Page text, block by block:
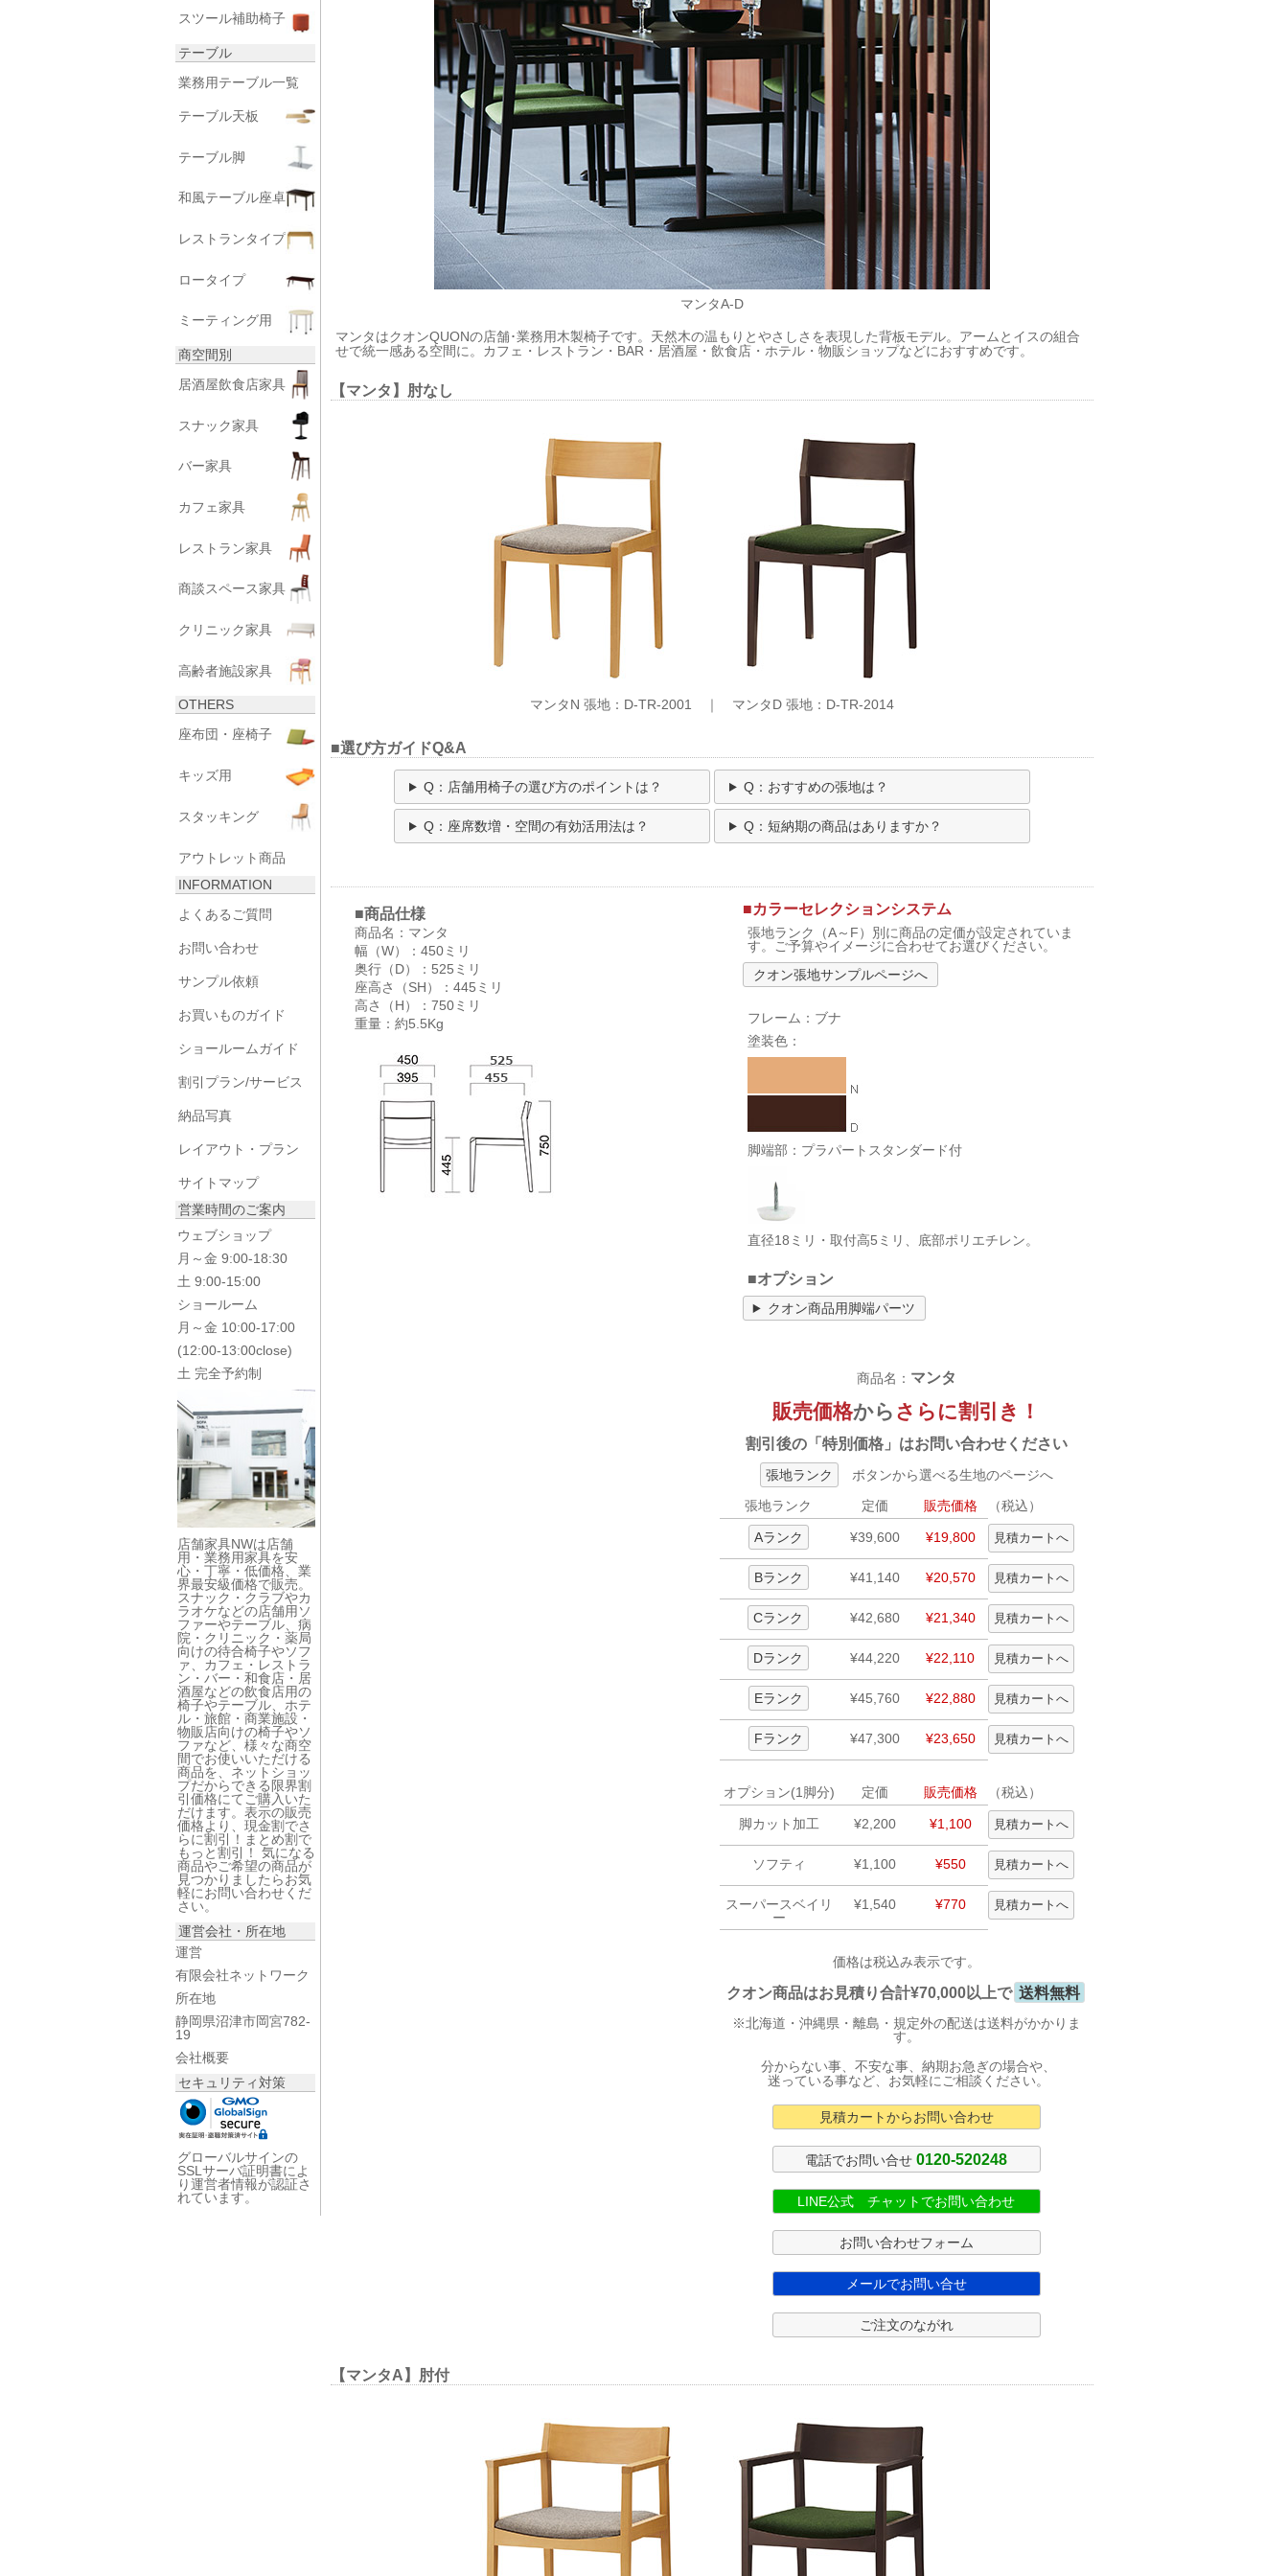
スツール補助椅子
テーブル
業務用テーブル一覧
テーブル天板
テーブル脚
和風テーブル座卓
レストランタイプ
ロータイプ
ミーティング用
商空間別
居酒屋飲食店家具
スナック家具
バー家具
カフェ家具
レストラン家具
商談スペース家具
クリニック家具
高齢者施設家具
OTHERS
座布団・座椅子
キッズ用
スタッキング
アウトレット商品
INFORMATION
よくあるご質問
お問い合わせ
サンプル依頼
お買いものガイド
ショールームガイド
割引プラン/サービス
納品写真
レイアウト・プラン
サイトマップ
営業時間のご案内
ウェブショップ
月～金 9:00-18:30
土 9:00-15:00
ショールーム
月～金 10:00-17:00
(12:00-13:00close)
土 完全予約制
店舗家具NWは店舗
用・業務用家具を安
心・丁寧・低価格、業
界最安級価格で販売。
スナック・クラブやカ
ラオケなどの店舗用ソ
ファーやテーブル、病
院・クリニック・薬局
向けの待合椅子やソフ
ァ、カフェ・レストラ
ン・バー・和食店・居
酒屋などの飲食店用の
椅子やテーブル、ホテ
ル・旅館・商業施設・
物販店向けの椅子やソ
ファなど、様々な商空
間でお使いいただける
商品を、ネットショッ
プだからできる限界割
引価格にてご購入いた
だけます。表示の販売
価格より、現金割でさ
らに割引！まとめ割で
もっと割引！ 気になる
商品やご希望の商品が
見つかりましたらお気
軽にお問い合わせくだ
さい。
運営会社・所在地
運営
有限会社ネットワーク
所在地
静岡県沼津市岡宮782-
19
会社概要
セキュリティ対策
グローバルサインの
SSLサーバ証明書によ
り運営者情報が認証さ
れています。
マンタA-D
マンタはクオンQUONの店舗･業務用木製椅子です。天然木の温もりとやさしさを表現した背板モデル。アームとイスの組合
せで統一感ある空間に。カフェ・レストラン・BAR・居酒屋・飲食店・ホテル・物販ショップなどにおすすめです。
【マンタ】肘なし
マンタN 張地：D-TR-2001 ｜ マンタD 張地：D-TR-2014
■選び方ガイドQ&A
Q：店舗用椅子の選び方のポイントは？ Q：おすすめの張地は？
Q：座席数増・空間の有効活用法は？ Q：短納期の商品はありますか？
■商品仕様
商品名：マンタ
幅（W）：450ミリ
奥行（D）：525ミリ
座高さ（SH）：445ミリ
高さ（H）：750ミリ
重量：約5.5Kg
■カラーセレクションシステム
張地ランク（A～F）別に商品の定価が設定されていま
す。ご予算やイメージに合わせてお選びください。
クオン張地サンプルページへ
フレーム：ブナ
塗装色：
脚端部：プラパートスタンダード付
直径18ミリ・取付高5ミリ、底部ポリエチレン。
■オプション
クオン商品用脚端パーツ
商品名： マンタ
販売価格から さらに割引き！
割引後の「特別価格」はお問い合わせください
張地ランク
ボタンから選べる生地のページへ
張地ランク
定価 販売価格 （税込）
Aランク ¥39,600 ¥19,800
Bランク ¥41,140 ¥20,570
Cランク ¥42,680 ¥21,340
Dランク ¥44,220 ¥22,110
Eランク ¥45,760 ¥22,880
Fランク ¥47,300 ¥23,650
オプション(1脚分) 定価 販売価格 （税込）
脚カット加工 ¥2,200 ¥1,100
ソフティ ¥1,100 ¥550
スーパースベイリ
ー
¥1,540 ¥770
価格は税込み表示です。
クオン商品はお見積り合計¥70,000以上で 送料無料
※北海道・沖縄県・離島・規定外の配送は送料がかかりま
す。
分からない事、不安な事、納期お急ぎの場合や、
迷っている事など、お気軽にご相談ください。
見積カートからお問い合わせ
電話でお問い合せ0120-520248
LINE公式 チャットでお問い合わせ
お問い合わせフォーム
メールでお問い合せ
ご注文のながれ
【マンタA】肘付